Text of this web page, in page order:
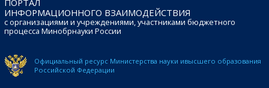
ИНФОРМАЦИОННОГО ВЗАИМОДЕЙСТВИЯ
с организациями и учреждениями, участниками бюджетного
процесса Минобрнауки России
Официальный ресурс Министерства науки ивысшего образования
Российской Федерации